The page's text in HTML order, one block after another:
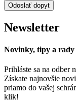
Odoslať dopyt
Newsletter
Novinky, tipy a rady
Prihláste sa na odber
Získate najnovšie
priamo do vašej
klik!